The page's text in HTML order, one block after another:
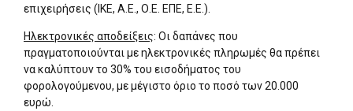
επιχειρήσεις (ΙΚΕ, Α.Ε., Ο.Ε. ΕΠΕ, Ε.Ε.).
Ηλεκτρονικές αποδείξεις: Οι δαπάνες που
πραγματοποιούνται με ηλεκτρονικές πληρωμές θα πρέπει
να καλύπτουν το 30% του εισοδήματος του
φορολογούμενου, με μέγιστο όριο το ποσό των 20.000
ευρώ.